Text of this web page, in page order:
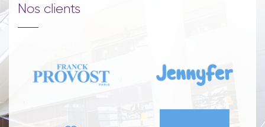
Nos clients